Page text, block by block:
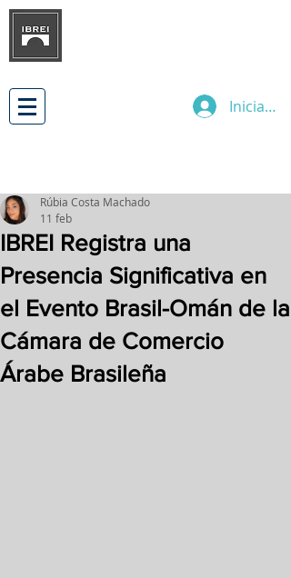
Iniciar
IBREI Registra una
Presencia Significativa en
el Evento Brasil-Omán de la
Cámara de Comercio
Árabe Brasileña
Rúbia Costa Machado
11 feb